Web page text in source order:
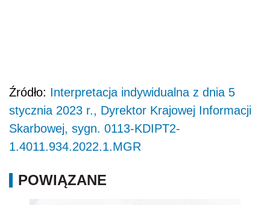
Źródło: Interpretacja indywidualna z dnia 5
stycznia 2023 r., Dyrektor Krajowej Informacji
Skarbowej, sygn. 0113-KDIPT2-
1.4011.934.2022.1.MGR
POWIĄZANE